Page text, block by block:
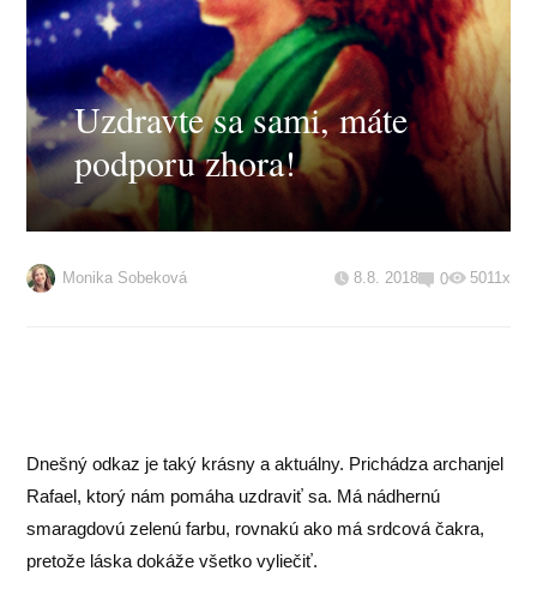
Uzdravte sa sami, máte
podporu zhora!
Monika Sobeková 8.8. 2018 0 5011x
Dnešný odkaz je taký krásny a aktuálny. Prichádza archanjel
Rafael, ktorý nám pomáha uzdraviť sa. Má nádhernú
smaragdovú zelenú farbu, rovnakú ako má srdcová čakra,
pretože láska dokáže všetko vyliečiť.